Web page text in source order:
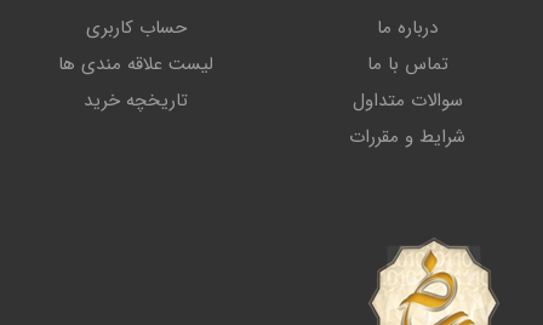
درباره ما
تماس با ما
سوالات متداول
شرایط و مقررات
حساب کاربری
لیست علاقه مندی ها
تاریخچه خرید